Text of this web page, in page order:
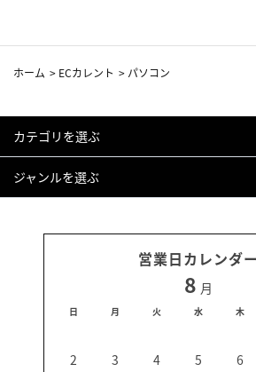
ホーム > ECカレント > パソコン
カテゴリを選ぶ
ジャンルを選ぶ
営業日カレンダー
8 月
日 月 火 水 木
2
3 4 5 6